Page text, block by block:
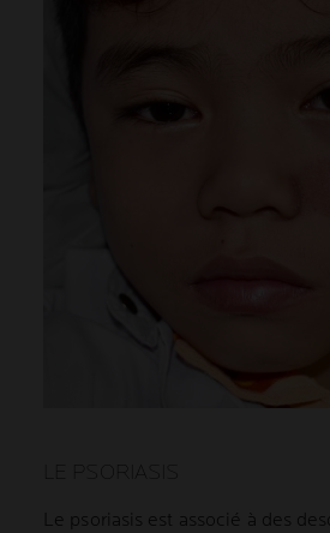
Le psoriasis est associé à des